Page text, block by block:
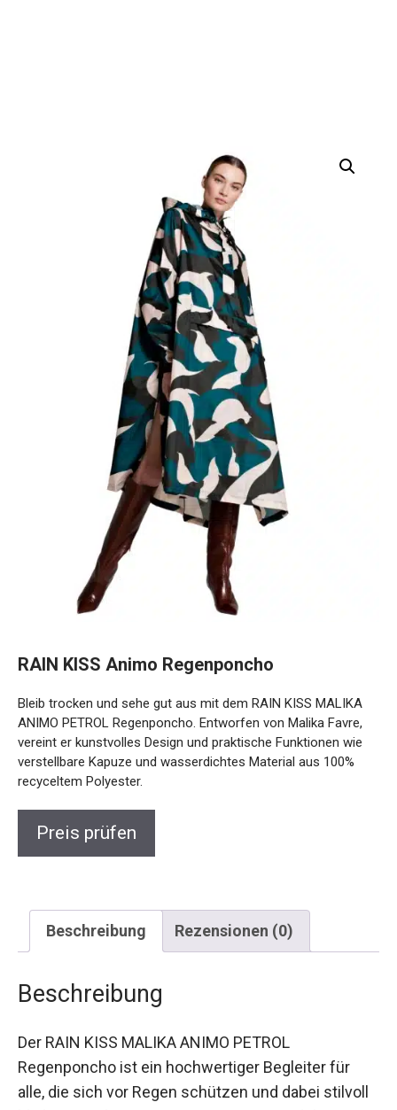
RAIN KISS Animo Regenponcho
Bleib trocken und sehe gut aus mit dem RAIN KISS MALIKA
ANIMO PETROL Regenponcho. Entworfen von Malika Favre,
vereint er kunstvolles Design und praktische Funktionen wie
verstellbare Kapuze und wasserdichtes Material aus 100%
recyceltem Polyester.
Preis prüfen
Beschreibung Rezensionen (0)
Beschreibung
Der RAIN KISS MALIKA ANIMO PETROL
Regenponcho ist ein hochwertiger Begleiter für
alle, die sich vor Regen schützen und dabei